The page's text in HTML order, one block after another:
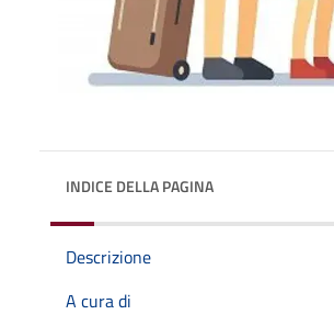
INDICE DELLA PAGINA
Descrizione
A cura di